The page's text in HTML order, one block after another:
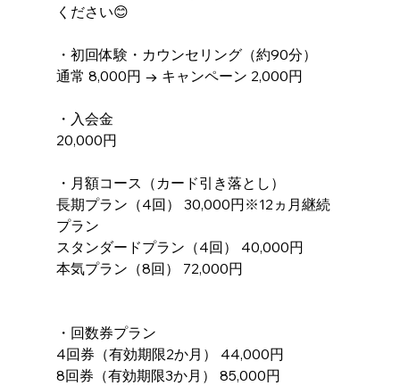
ください😊
・初回体験・カウンセリング（約90分）
通常 8,000円 → キャンペーン 2,000円
・入会金
20,000円
・月額コース（カード引き落とし）
長期プラン（4回） 30,000円※12ヵ月継続
プラン
スタンダードプラン（4回） 40,000円
本気プラン（8回） 72,000円
・回数券プラン
4回券（有効期限2か月） 44,000円
8回券（有効期限3か月） 85,000円